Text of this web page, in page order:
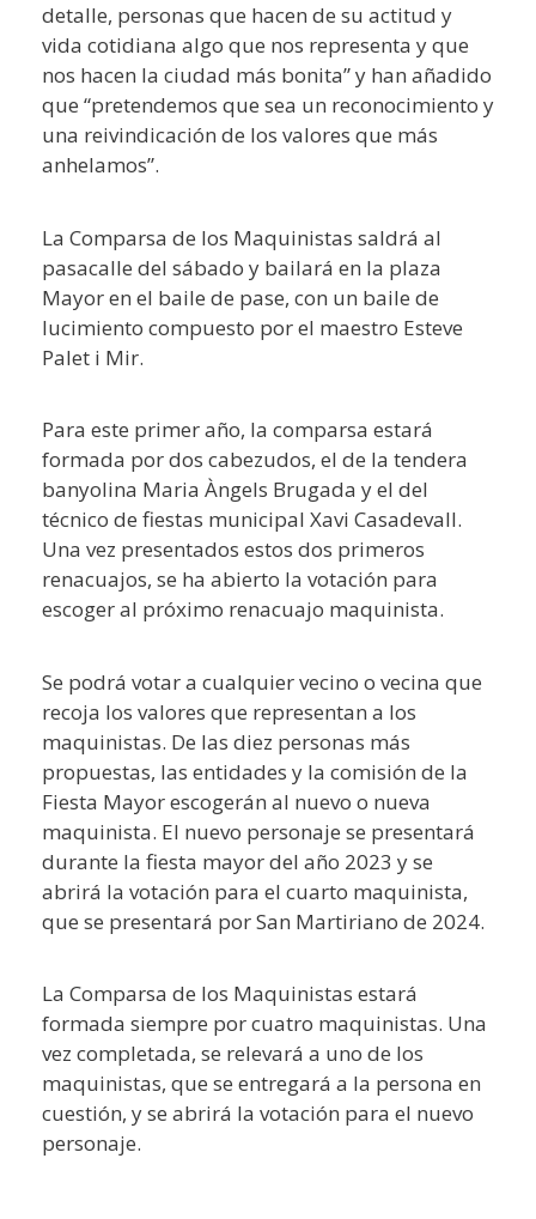
detalle, personas que hacen de su actitud y
vida cotidiana algo que nos representa y que
nos hacen la ciudad más bonita” y han añadido
que “pretendemos que sea un reconocimiento y
una reivindicación de los valores que más
anhelamos”.
La Comparsa de los Maquinistas saldrá al
pasacalle del sábado y bailará en la plaza
Mayor en el baile de pase, con un baile de
lucimiento compuesto por el maestro Esteve
Palet i Mir.
Para este primer año, la comparsa estará
formada por dos cabezudos, el de la tendera
banyolina Maria Àngels Brugada y el del
técnico de fiestas municipal Xavi Casadevall.
Una vez presentados estos dos primeros
renacuajos, se ha abierto la votación para
escoger al próximo renacuajo maquinista.
Se podrá votar a cualquier vecino o vecina que
recoja los valores que representan a los
maquinistas. De las diez personas más
propuestas, las entidades y la comisión de la
Fiesta Mayor escogerán al nuevo o nueva
maquinista. El nuevo personaje se presentará
durante la fiesta mayor del año 2023 y se
abrirá la votación para el cuarto maquinista,
que se presentará por San Martiriano de 2024.
La Comparsa de los Maquinistas estará
formada siempre por cuatro maquinistas. Una
vez completada, se relevará a uno de los
maquinistas, que se entregará a la persona en
cuestión, y se abrirá la votación para el nuevo
personaje.